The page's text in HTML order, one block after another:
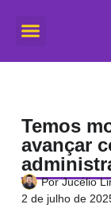
Temos
avançar
PorJucélio
2 de julho de